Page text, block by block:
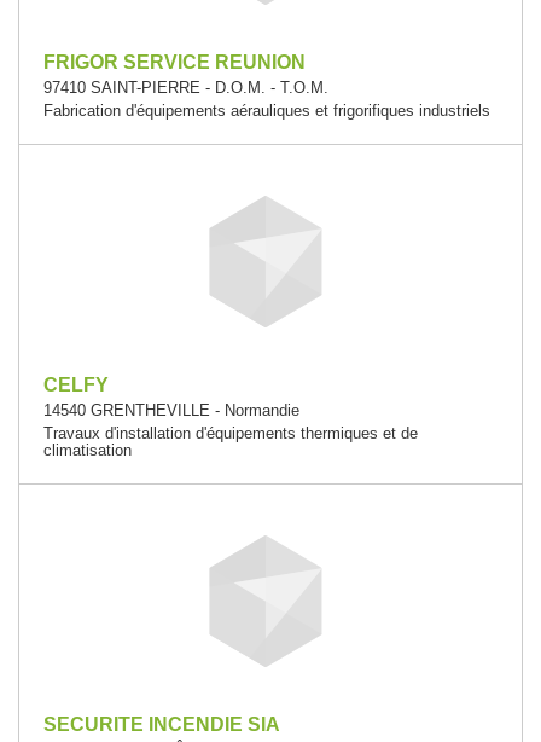
FRIGOR SERVICE REUNION
97410 SAINT-PIERRE - D.O.M. - T.O.M.
Fabrication d'équipements aérauliques et frigorifiques industriels
CELFY
14540 GRENTHEVILLE - Normandie
Travaux d'installation d'équipements thermiques et de
climatisation
SECURITE INCENDIE SIA